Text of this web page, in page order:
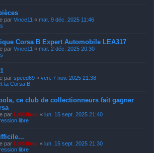
par Vince11 « mar. 9 déc. 2025 11:46
Corsa B Expert Automobile LEA317
par Vince11 « mar. 2 déc. 2025 20:30
par speed69 « ven. 7 nov. 2025 21:38
ta Corsa B
ce club de collectionneurs fait gagner
par LeKiffeur « lun. 15 sept. 2025 21:40
libre
par LeKiffeur « lun. 15 sept. 2025 21:30
libre